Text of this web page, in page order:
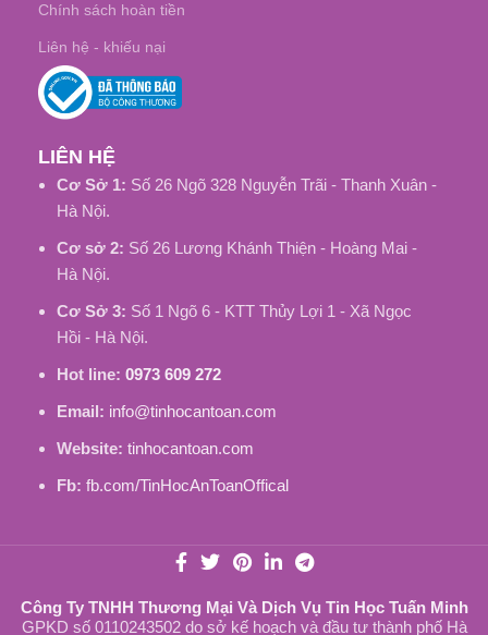
Chính sách hoàn tiền
Liên hệ - khiếu nại
LIÊN HỆ
Cơ Sở 1: Số 26 Ngõ 328 Nguyễn Trãi - Thanh Xuân -
Hà Nội.
Cơ sở 2: Số 26 Lương Khánh Thiện - Hoàng Mai -
Hà Nội.
Cơ Sở 3: Số 1 Ngõ 6 - KTT Thủy Lợi 1 - Xã Ngọc
Hồi - Hà Nội.
Hot line: 0973 609 272
Email: info@tinhocantoan.com
Website: tinhocantoan.com
Fb: fb.com/TinHocAnToanOffical
Công Ty TNHH Thương Mại Và Dịch Vụ Tin Học Tuấn Minh
GPKD số 0110243502 do sở kế hoạch và đầu tư thành phố Hà